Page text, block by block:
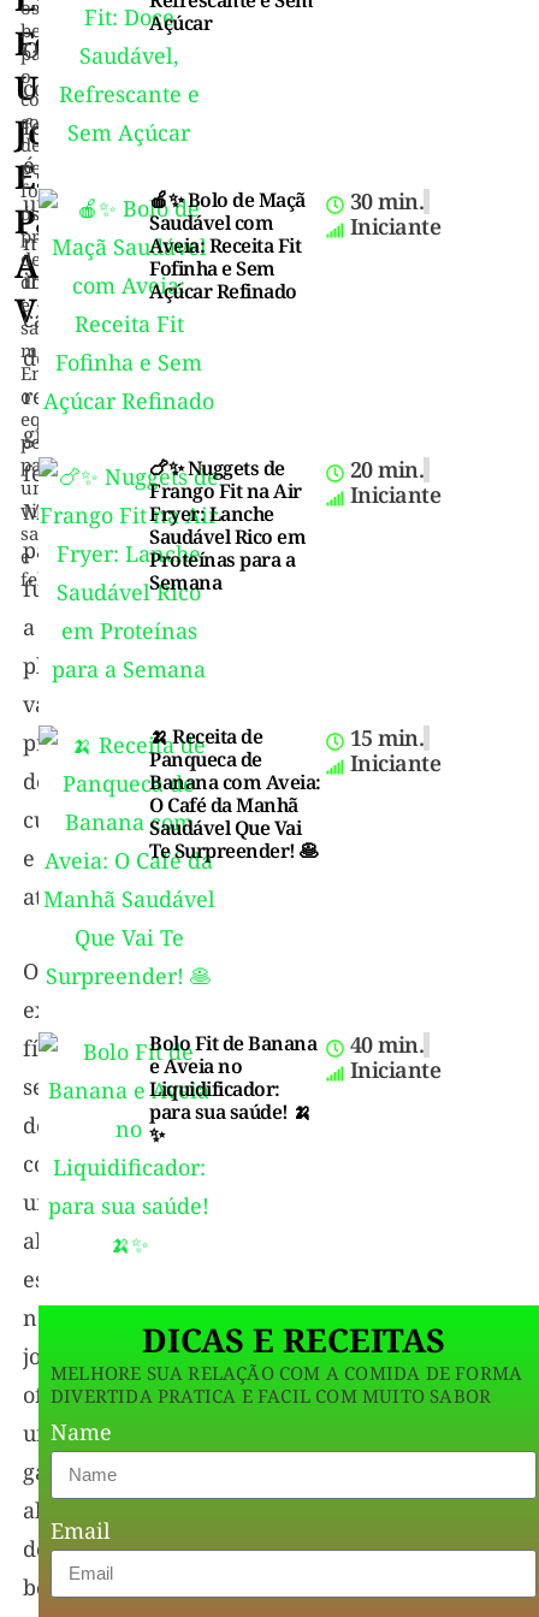
Feminino:
Uma
Jornada
Essencial
Para
A
Vitalidade
os
benefícios
para
o
coração,
controle
de
peso,
fortalecimento
ósseo,
prevenção
de
doenças
e
saúde
mental.
Encontre
o
equilíbrio
perfeito
para
uma
vida
saudável
e
feliz!
O
corpo
feminino
é
uma
máquina
incrível,
capaz
de
realizar
grandes
feitos.
Mas,
para
funcionar
a
pleno
vapor,
precisa
de
cuidados
e
atenção.
O
exercício
físico
se
destaca
como
um
aliado
essencial
nessa
jornada,
oferecendo
uma
gama
abrangente
de
benefícios
Açúcar
🍎✨ Bolo de Maçã
Saudável com
Aveia: Receita Fit
Fofinha e Sem
Açúcar Refinado
30 min.
Iniciante
🍗✨ Nuggets de
Frango Fit na Air
Fryer: Lanche
Saudável Rico em
Proteínas para a
Semana
20 min.
Iniciante
🍌 Receita de
Panqueca de
Banana com Aveia:
O Café da Manhã
Saudável Que Vai
Te Surpreender! 🥞
15 min.
Iniciante
Bolo Fit de Banana
e Aveia no
Liquidificador:
para sua saúde! 🍌
✨
40 min.
Iniciante
DICAS E RECEITAS
MELHORE SUA RELAÇÃO COM A COMIDA DE FORMA
DIVERTIDA PRATICA E FACIL COM MUITO SABOR
Name
Email